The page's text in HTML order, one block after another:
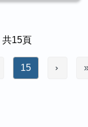
15頁
15